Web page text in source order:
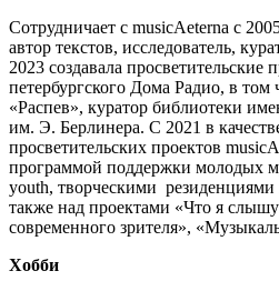
Сотрудничает с musicAeterna с
автор текстов, исследователь,
2023 создавала просветительские
петербургского Дома Радио, в том
«Распев», куратор библиотеки
им. Э. Берлинера. С 2021 в
просветительских проектов
программой поддержки молодых
youth, творческими
также над проектами «Что я
современного зрителя»,
Хобби